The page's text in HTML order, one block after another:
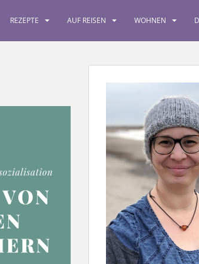
REZEPTE AUF REISEN WOHNEN